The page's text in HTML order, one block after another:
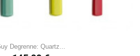
Degrenne: Quartz...